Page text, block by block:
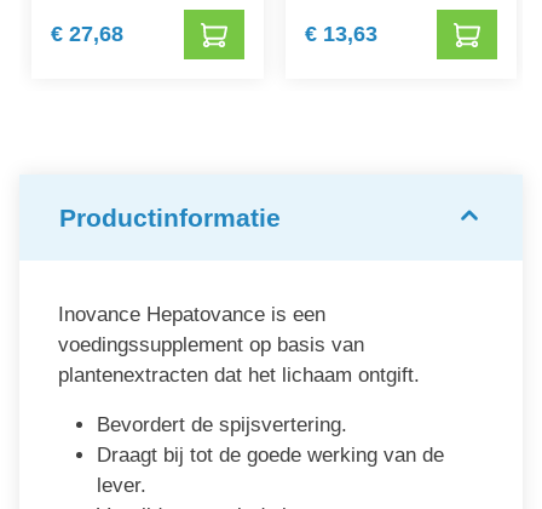
€ 27,68 € 13,63
Productinformatie
Inovance Hepatovance is een
voedingssupplement op basis van
plantenextracten dat het lichaam ontgift.
Bevordert de spijsvertering.
Draagt bij tot de goede werking van de
lever.